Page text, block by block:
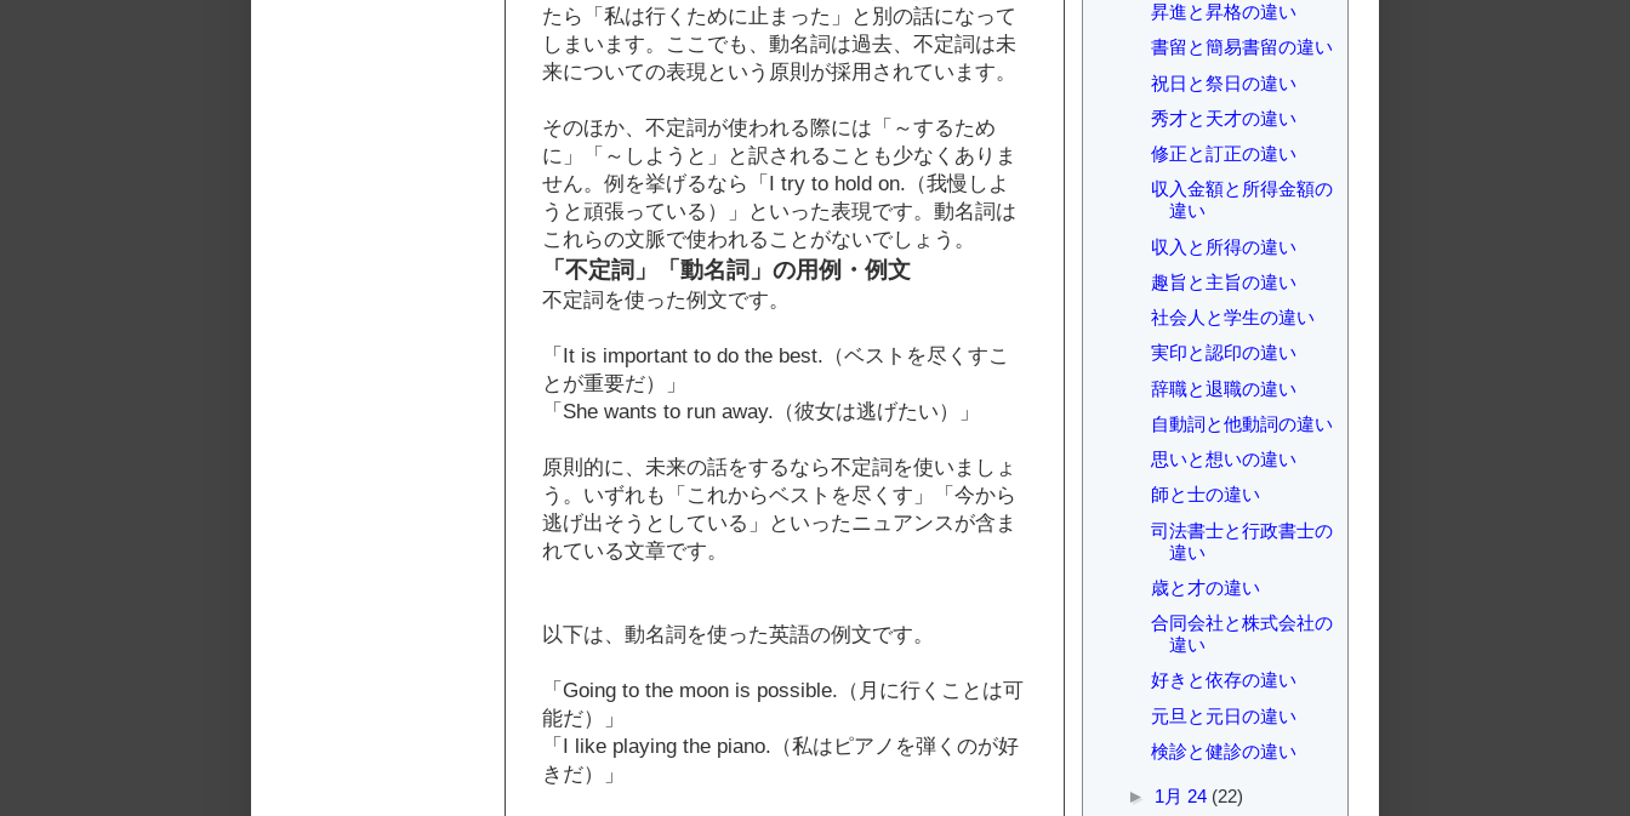
たら「私は行くために止まった」と別の話になって
しまいます。ここでも、動名詞は過去、不定詞は未
来についての表現という原則が採用されています。
そのほか、不定詞が使われる際には「～するため
に」「～しようと」と訳されることも少なくありま
せん。例を挙げるなら「I try to hold on.（我慢しよ
うと頑張っている）」といった表現です。動名詞は
これらの文脈で使われることがないでしょう。
「不定詞」「動名詞」の用例・例文
不定詞を使った例文です。
「It is important to do the best.（ベストを尽くすこ
とが重要だ）」
「She wants to run away.（彼女は逃げたい）」
原則的に、未来の話をするなら不定詞を使いましょ
う。いずれも「これからベストを尽くす」「今から
逃げ出そうとしている」といったニュアンスが含ま
れている文章です。
以下は、動名詞を使った英語の例文です。
「Going to the moon is possible.（月に行くことは可
能だ）」
「I like playing the piano.（私はピアノを弾くのが好
きだ）」
昇進と昇格の違い
書留と簡易書留の違い
祝日と祭日の違い
秀才と天才の違い
修正と訂正の違い
収入金額と所得金額の
違い
収入と所得の違い
趣旨と主旨の違い
社会人と学生の違い
実印と認印の違い
辞職と退職の違い
自動詞と他動詞の違い
思いと想いの違い
師と士の違い
司法書士と行政書士の
違い
歳と才の違い
合同会社と株式会社の
違い
好きと依存の違い
元旦と元日の違い
検診と健診の違い
► 1月 24 (22)